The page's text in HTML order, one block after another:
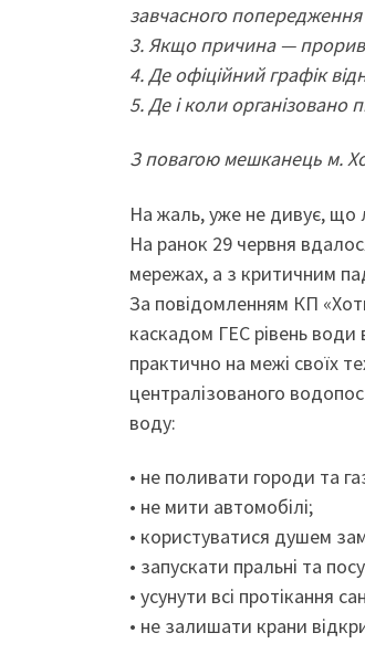
завчасного попередження
3. Якщо причина — прориви
4. Де офіційний графік
5. Де і коли організовано
З повагою мешканець м.
На жаль, уже не дивує, що
На ранок 29 червня
мережах, а з критичним
За повідомленням КП
каскадом ГЕС рівень води
практично на межі своїх
централізованого
воду:
• не поливати городи та
• не мити автомобілі;
• користуватися душем
• запускати пральні та
• усунути всі протікання
• не залишати крани